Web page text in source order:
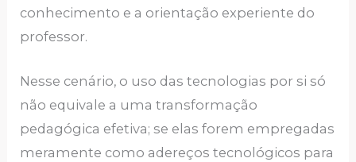
conhecimento e a orientação experiente do
professor.
Nesse cenário, o uso das tecnologias por si só
não equivale a uma transformação
pedagógica efetiva; se elas forem empregadas
meramente como adereços tecnológicos para